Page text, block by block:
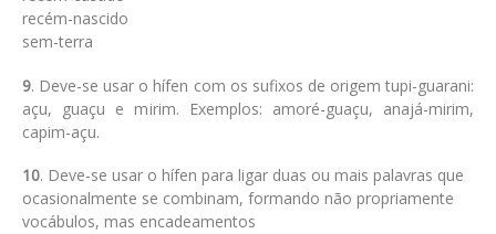
recém-nascido
sem-terra
9. Deve-se usar o hífen com os sufixos de origem tupi-guarani:
açu, guaçu e mirim. Exemplos: amoré-guaçu, anajá-mirim,
capim-açu.
10. Deve-se usar o hífen para ligar duas ou mais palavras que
ocasionalmente se combinam, formando não propriamente
vocábulos, mas encadeamentos